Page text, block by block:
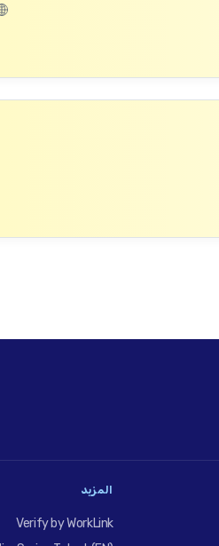
المزيد
Verify by WorkLink